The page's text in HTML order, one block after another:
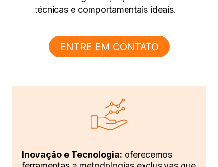
técnicas e comportamentais ideais.
ENTRE EM CONTATO
Inovação e Tecnologia: oferecemos